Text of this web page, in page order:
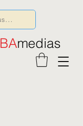
BAmedias